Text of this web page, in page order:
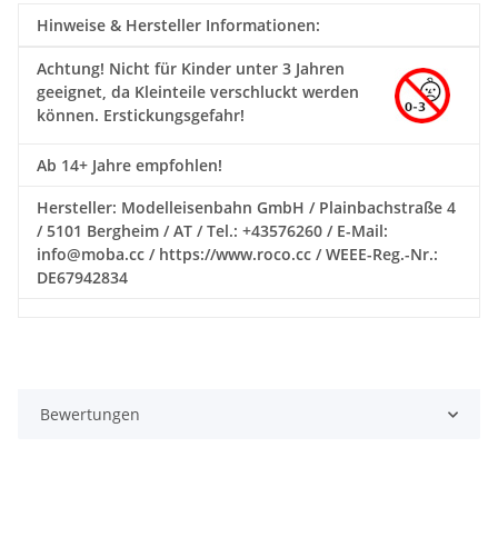
Hinweise & Hersteller Informationen:
Achtung! Nicht für Kinder unter 3 Jahren
geeignet, da Kleinteile verschluckt werden
können. Erstickungsgefahr!
Ab 14+ Jahre empfohlen!
Hersteller: Modelleisenbahn GmbH / Plainbachstraße 4
/ 5101 Bergheim / AT / Tel.: +43576260 / E-Mail:
info@moba.cc / https://www.roco.cc / WEEE-Reg.-Nr.:
DE67942834
Bewertungen